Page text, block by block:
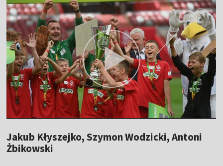
Jakub Kłyszejko, Szymon Wodzicki, Antoni
Żbikowski